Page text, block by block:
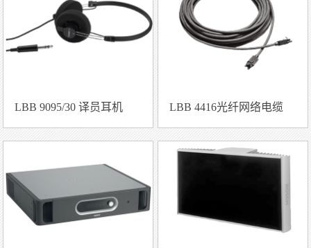
LBB 9095/30 译员耳机 LBB 4416光纤网络电缆